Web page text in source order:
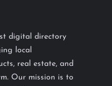
digital directory
local
real estate, and
Our mission is to